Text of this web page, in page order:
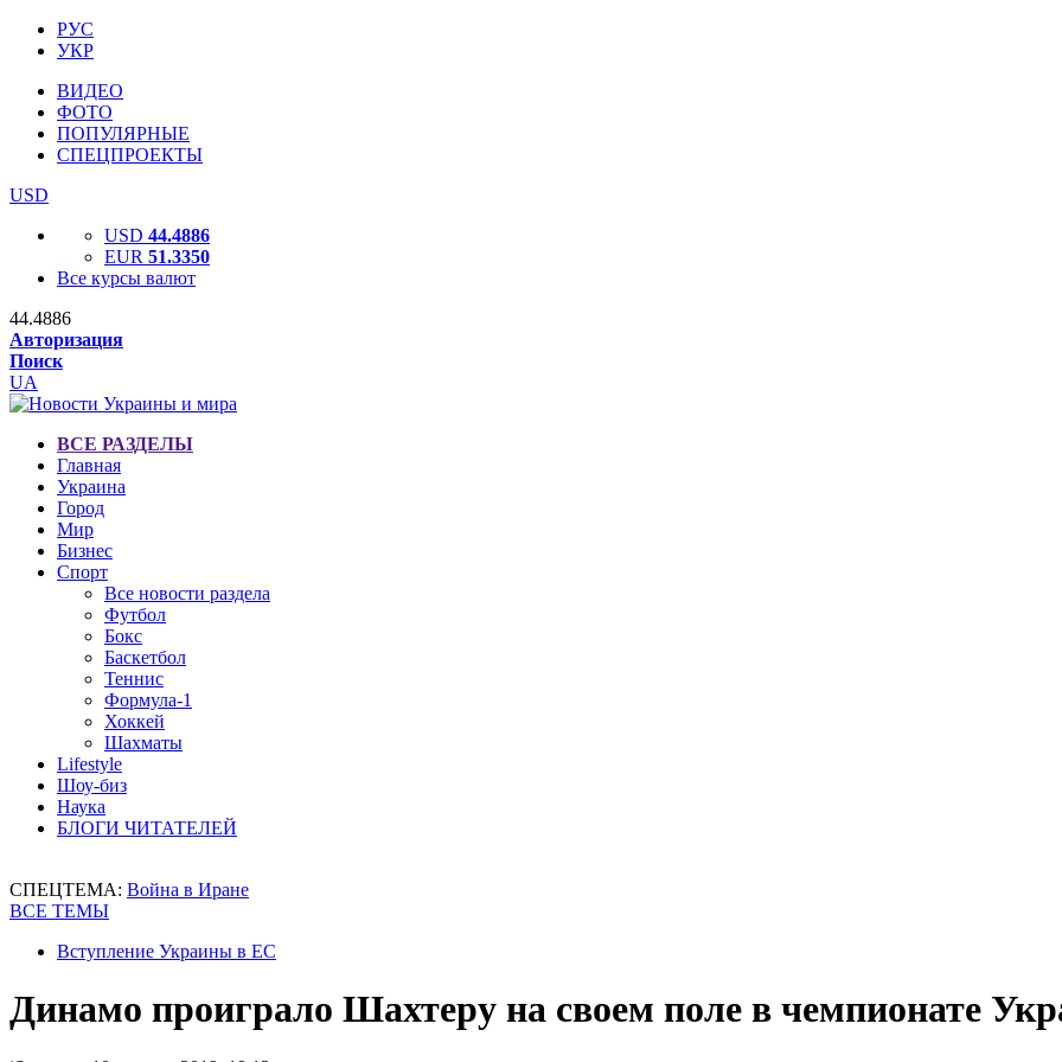
РУС
УКР
ВИДЕО
ФОТО
ПОПУЛЯРНЫЕ
СПЕЦПРОЕКТЫ
USD
USD 44.4886
EUR 51.3350
Все курсы валют
44.4886
Авторизация
Поиск
UA
ВСЕ РАЗДЕЛЫ
Главная
Украина
Город
Мир
Бизнес
Спорт
Все новости раздела
Футбол
Бокс
Баскетбол
Теннис
Формула-1
Хоккей
Шахматы
Lifestyle
Шоу-биз
Наука
БЛОГИ ЧИТАТЕЛЕЙ
СПЕЦТЕМА: Война в Иране
ВСЕ ТЕМЫ
Вступление Украины в ЕС
Динамо проиграло Шахтеру на своем поле в чемпионате